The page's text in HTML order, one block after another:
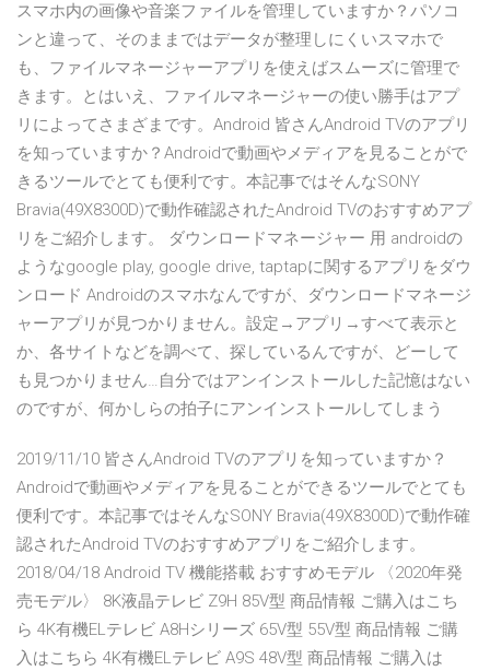
スマホ内の画像や音楽ファイルを管理していますか？パソコ
ンと違って、そのままではデータが整理しにくいスマホで
も、ファイルマネージャーアプリを使えばスムーズに管理で
きます。とはいえ、ファイルマネージャーの使い勝手はアプ
リによってさまざまです。Android 皆さんAndroid TVのアプリ
を知っていますか？Androidで動画やメディアを見ることがで
きるツールでとても便利です。本記事ではそんなSONY
Bravia(49X8300D)で動作確認されたAndroid TVのおすすめアプ
リをご紹介します。 ダウンロードマネージャー 用 androidの
ようなgoogle play, google drive, taptapに関するアプリをダウ
ンロード Androidのスマホなんですが、ダウンロードマネージ
ャーアプリが見つかりません。設定→アプリ→すべて表示と
か、各サイトなどを調べて、探しているんですが、どーして
も見つかりません…自分ではアンインストールした記憶はない
のですが、何かしらの拍子にアンインストールしてしまう
2019/11/10 皆さんAndroid TVのアプリを知っていますか？
Androidで動画やメディアを見ることができるツールでとても
便利です。本記事ではそんなSONY Bravia(49X8300D)で動作確
認されたAndroid TVのおすすめアプリをご紹介します。
2018/04/18 Android TV 機能搭載 おすすめモデル 〈2020年発
売モデル〉 8K液晶テレビ Z9H 85V型 商品情報 ご購入はこち
ら 4K有機ELテレビ A8Hシリーズ 65V型 55V型 商品情報 ご購
入はこちら 4K有機ELテレビ A9S 48V型 商品情報 ご購入は